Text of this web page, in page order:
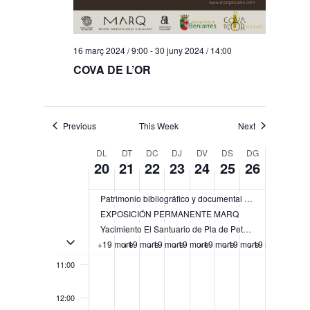
16 març 2024 / 9:00 -30 juny 2024 / 14:00
COVA DE L’OR
Previous This Week Next
DL
20
DT
21
DC
22
DJ
23
DV
24
DS
25
DG
26
Toggle multiday esdeveniments
Patrimonio bibliográfico y documental del Instituto Alicantino de Cultura Juan Gil-Albert (IAC)
EXPOSICIÓN PERMANENTE MARQ
Yacimiento El Santuario de Pla de Petracos
+19 more+19 more+19 more+19 more+19 more+19 more+19 more
4:00
5:00
7:00
11:00
12:00